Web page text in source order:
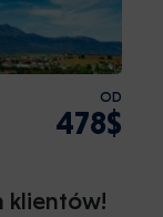
OD
478$
klientów!